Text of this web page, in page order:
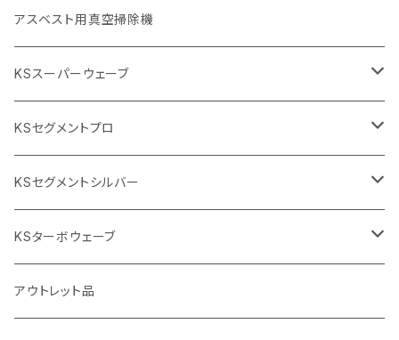
替え刃
本体
ダイヤモンドホイール
ブリック＆ブロック用切断機
穴あけ用工具
タイルニッパー
プロ用鏝（こて）
吸着盤
その他
低速回転
高速回転
付属品
撹拌羽根
撹拌軸
手動工具
押し切り（手動切断機
押し切り替え刃（手動切断機替え刃
電動工具
電動切断機
タイルパッチ（ビブラート
アスベスト用真空掃除機
KSスーパーウェーブ
105mm（4インチ）
125ｍｍ（5インチ）
KSセグメントプロ
105mm（4インチ）
通常品
ビス穴付き
125mm（5インチ）
通常品
150ｍｍ（6インチ）
KSセグメントシルバー
105mm（4インチ）
125mm（5インチ）
KSターボウェーブ
105mm（4インチ）
アウトレット品